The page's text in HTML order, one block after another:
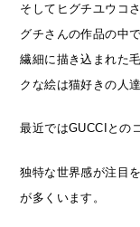
そしてヒグチユウコ
グチさんの作品の中
繊細に描き込まれた
クな絵は猫好きの人
最近ではGUCCIとの
独特な世界感が注目
が多くいます。